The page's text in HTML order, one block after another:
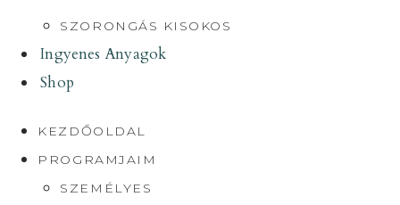
SZORONGÁS KISOKOS
Ingyenes Anyagok
Shop
KEZDŐOLDAL
PROGRAMJAIM
SZEMÉLYES